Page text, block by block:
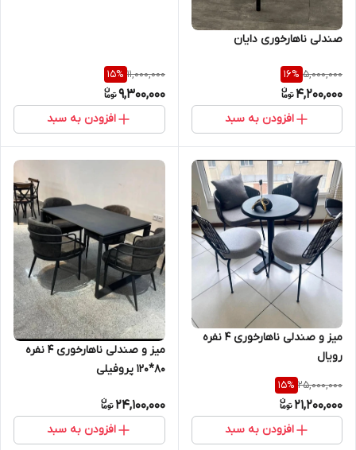
صندلی ناهارخوری دایان
5,000,000
16%
4,200,000
افزودن به سبد
11,000,000
15%
9,300,000
افزودن به سبد
میز و صندلی ناهارخوری ۴ نفره
رویال
25,000,000
15%
21,200,000
افزودن به سبد
میز و صندلی ناهارخوری ۴ نفره
80*120 پروفیلی
24,100,000
افزودن به سبد